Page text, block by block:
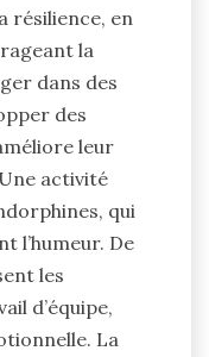
résilience, en
la
dans des
des
leur
activité
qui
l’humeur. De
les
d’équipe,
La